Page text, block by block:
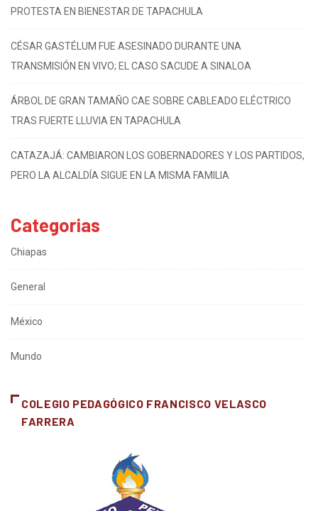
PROTESTA EN BIENESTAR DE TAPACHULA
CÉSAR GASTÉLUM FUE ASESINADO DURANTE UNA
TRANSMISIÓN EN VIVO; EL CASO SACUDE A SINALOA
ÁRBOL DE GRAN TAMAÑO CAE SOBRE CABLEADO ELÉCTRICO
TRAS FUERTE LLUVIA EN TAPACHULA
CATAZAJÁ: CAMBIARON LOS GOBERNADORES Y LOS PARTIDOS,
PERO LA ALCALDÍA SIGUE EN LA MISMA FAMILIA
Categorias
Chiapas
General
México
Mundo
COLEGIO PEDAGÓGICO FRANCISCO VELASCO
FARRERA